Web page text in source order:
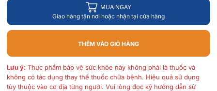
MUA NGAY
Giao hàng tận nơi hoặc nhận tại cửa hàng
THÊM VÀO GIỎ HÀNG
Lưu ý: Thực phẩm bảo vệ sức khỏe này không phải là thuốc và
không có tác dụng thay thế thuốc chữa bệnh. Hiệu quả sử dụng
tùy thuộc vào cơ địa từng người. Vui lòng đọc kỹ hướng dẫn sử